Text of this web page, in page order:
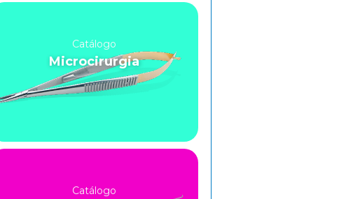
Catálogo
Microcirurgia
Catálogo